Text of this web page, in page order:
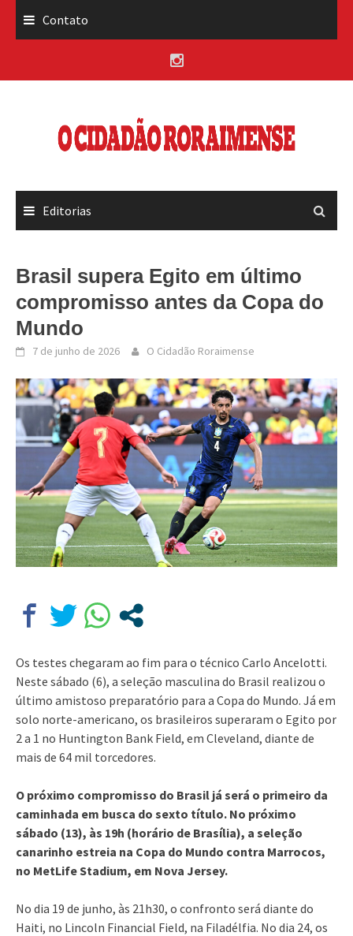
Contato
Editorias
Brasil supera Egito em último
compromisso antes da Copa do
Mundo
7 de junho de 2026 O Cidadão Roraimense
Os testes chegaram ao fim para o técnico Carlo Ancelotti.
Neste sábado (6), a seleção masculina do Brasil realizou o
último amistoso preparatório para a Copa do Mundo. Já em
solo norte-americano, os brasileiros superaram o Egito por
2 a 1 no Huntington Bank Field, em Cleveland, diante de
mais de 64 mil torcedores.
O próximo compromisso do Brasil já será o primeiro da
caminhada em busca do sexto título. No próximo
sábado (13), às 19h (horário de Brasília), a seleção
canarinho estreia na Copa do Mundo contra Marrocos,
no MetLife Stadium, em Nova Jersey.
No dia 19 de junho, às 21h30, o confronto será diante do
Haiti, no Lincoln Financial Field, na Filadélfia. No dia 24, os